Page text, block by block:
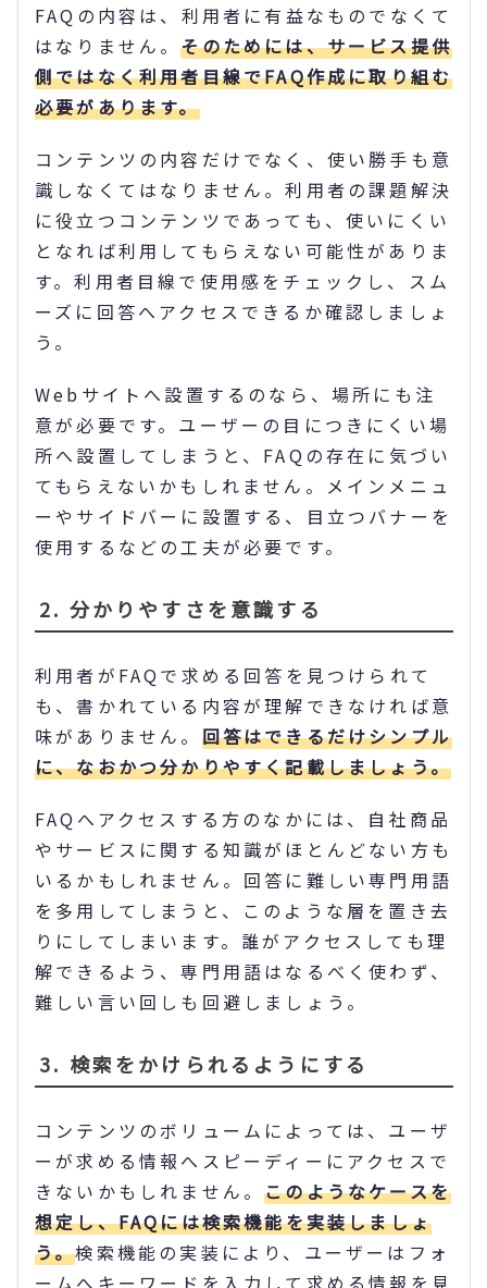
FAQの内容は、利用者に有益なものでなくて
はなりません。そのためには、サービス提供
側ではなく利用者目線でFAQ作成に取り組む
必要があります。
コンテンツの内容だけでなく、使い勝手も意
識しなくてはなりません。利用者の課題解決
に役立つコンテンツであっても、使いにくい
となれば利用してもらえない可能性がありま
す。利用者目線で使用感をチェックし、スム
ーズに回答へアクセスできるか確認しましょ
う。
Webサイトへ設置するのなら、場所にも注
意が必要です。ユーザーの目につきにくい場
所へ設置してしまうと、FAQの存在に気づい
てもらえないかもしれません。メインメニュ
ーやサイドバーに設置する、目立つバナーを
使用するなどの工夫が必要です。
2. 分かりやすさを意識する
利用者がFAQで求める回答を見つけられて
も、書かれている内容が理解できなければ意
味がありません。 回答はできるだけシンプル
に、なおかつ分かりやすく記載しましょう。
FAQへアクセスする方のなかには、自社商品
やサービスに関する知識がほとんどない方も
いるかもしれません。回答に難しい専門用語
を多用してしまうと、このような層を置き去
りにしてしまいます。誰がアクセスしても理
解できるよう、専門用語はなるべく使わず、
難しい言い回しも回避しましょう。
3. 検索をかけられるようにする
コンテンツのボリュームによっては、ユーザ
ーが求める情報へスピーディーにアクセスで
きないかもしれません。このようなケースを
想定し、FAQには検索機能を実装しましょ
う。検索機能の実装により、ユーザーはフォ
ームへキーワードを入力して求める情報を見